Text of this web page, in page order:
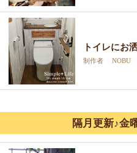
トイレにお
制作者 NOBU
隔月更新♪金